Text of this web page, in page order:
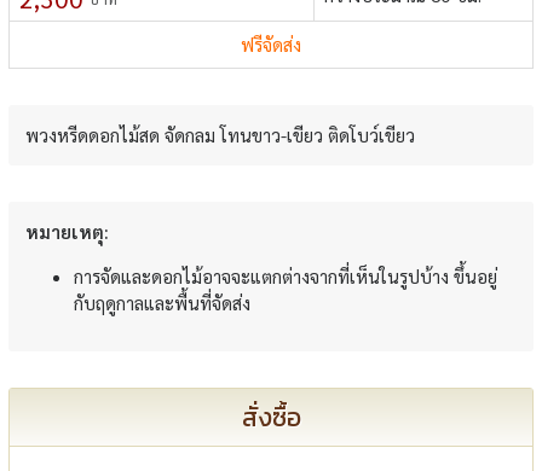
ฟรีจัดส่ง
พวงหรีดดอกไม้สด จัดกลม โทนขาว-เขียว ติดโบว์เขียว
หมายเหตุ:
การจัดและดอกไม้อาจจะแตกต่างจากที่เห็นในรูปบ้าง ขึ้นอยู่
กับฤดูกาลและพื้นที่จัดส่ง
สั่งซื้อ